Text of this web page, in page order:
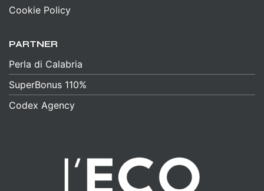
Cookie Policy
PARTNER
Perla di Calabria
SuperBonus 110%
Codex Agency